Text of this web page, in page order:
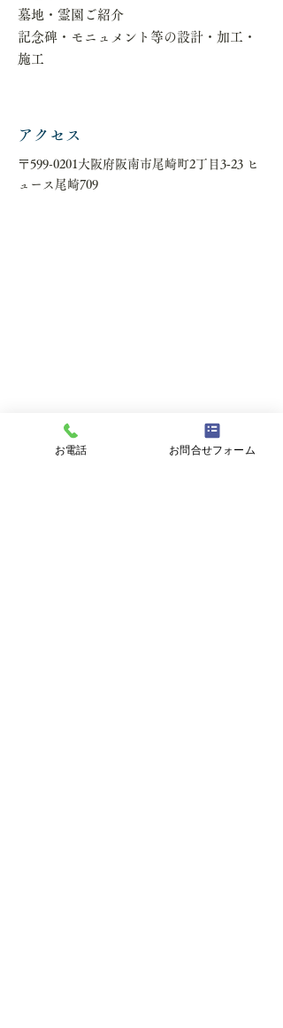
​墓地・霊園ご紹介
​記念碑・モニュメント等の設計・加工・
施工
アクセス
〒599-0201大阪府阪南市尾崎町2丁目3‐23 ヒ
ュース尾崎709
お電話 お問合せフォーム